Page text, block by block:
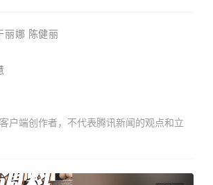
娜 陈健丽
户端创作者，不代表腾讯新闻的观点和立